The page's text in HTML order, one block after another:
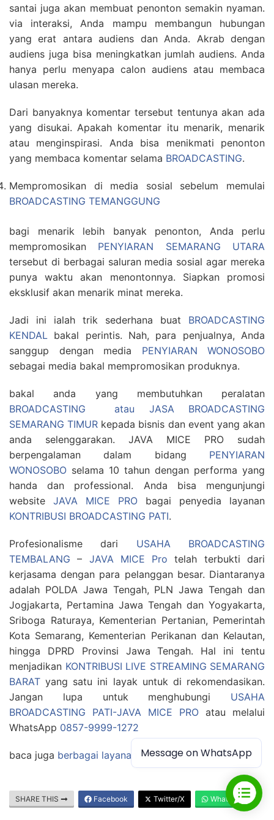
santai juga akan membuat penonton semakin nyaman.
via interaksi, Anda mampu membangun hubungan
yang erat antara audiens dan Anda. Akrab dengan
audiens juga bisa meningkatkan jumlah audiens. Anda
hanya perlu menyapa calon audiens atau membaca
ulasan mereka.
Dari banyaknya komentar tersebut tentunya akan ada
yang disukai. Apakah komentar itu menarik, menarik
atau menginspirasi. Anda bisa menikmati penonton
yang membaca komentar selama BROADCASTING.
Mempromosikan di media sosial sebelum memulai
BROADCASTING TEMANGGUNG
bagi menarik lebih banyak penonton, Anda perlu
mempromosikan PENYIARAN SEMARANG UTARA
tersebut di berbagai saluran media sosial agar mereka
punya waktu akan menontonnya. Siapkan promosi
eksklusif akan menarik minat mereka.
Jadi ini ialah trik sederhana buat BROADCASTING
KENDAL bakal perintis. Nah, para penjualnya, Anda
sanggup dengan media PENYIARAN WONOSOBO
sebagai media bakal mempromosikan produknya.
bakal anda yang membutuhkan peralatan
BROADCASTING atau JASA BROADCASTING
SEMARANG TIMUR kepada bisnis dan event yang akan
anda selenggarakan. JAVA MICE PRO sudah
berpengalaman dalam bidang PENYIARAN
WONOSOBO selama 10 tahun dengan performa yang
handa dan professional. Anda bisa mengunjungi
website JAVA MICE PRO bagai penyedia layanan
KONTRIBUSI BROADCASTING PATI.
Profesionalisme dari USAHA BROADCASTING
TEMBALANG – JAVA MICE Pro telah terbukti dari
kerjasama dengan para pelanggan besar. Diantaranya
adalah POLDA Jawa Tengah, PLN Jawa Tengah dan
Jogjakarta, Pertamina Jawa Tengah dan Yogyakarta,
Sriboga Raturaya, Kementerian Pertanian, Pemerintah
Kota Semarang, Kementerian Perikanan dan Kelautan,
hingga DPRD Provinsi Jawa Tengah. Hal ini tentu
menjadikan KONTRIBUSI LIVE STREAMING SEMARANG
BARAT yang satu ini layak untuk di rekomendasikan.
Jangan lupa untuk menghubungi USAHA
BROADCASTING PATI-JAVA MICE PRO atau melalui
WhatsApp 0857-9999-1272
baca juga berbagai layanan terbaik-JAVA MICE PRO
SHARE THIS Facebook Twitter/X WhatsApp
Message on WhatsApp